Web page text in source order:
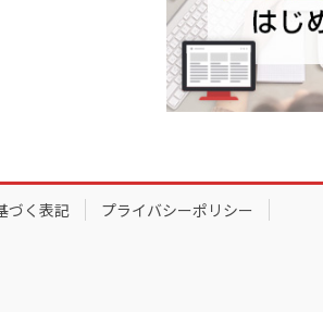
づく表記 プライバシーポリシー